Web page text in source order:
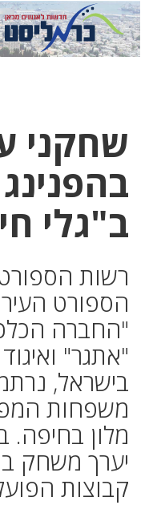
שחקני
ב"גלי
רשות
הספורט
"החברה
"אתגר"
בישראל,
משפחות
מלון בחיפה.
יערך משחק
קבוצות